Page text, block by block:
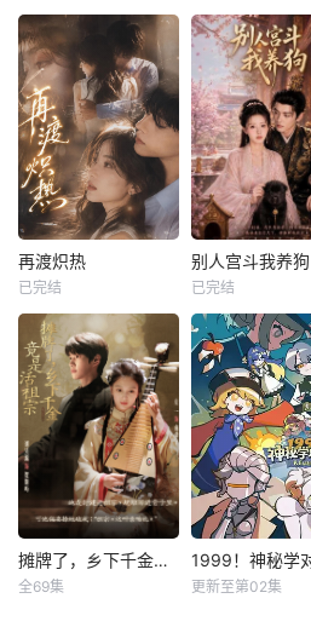
凯文·哈特
影片主角为一个吊
儿郎当的警察，他
企图破坏他妹妹和
一个精神病医生的
婚约，想尽办法让
妹妹的未婚夫出
丑。
再渡炽热
再渡炽热
已完结
别人宫斗我养狗
别人宫斗我养狗
已完结
摊牌了，乡下千金竟是活祖宗 摊牌了，乡下千金竟是活祖宗
全69集 更新至第02集